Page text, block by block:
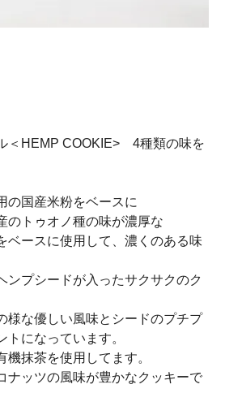
＜HEMP COOKIE> 4種類の味を
の国産米粉をベースに
のトゥオノ種の味が濃厚な
ベースに使用して、濃くのある味
ンプシードが入ったサクサクのク
様な優しい風味とシードのプチプ
になっています。
抹茶を使用してます。
ナッツの風味が豊かなクッキーで